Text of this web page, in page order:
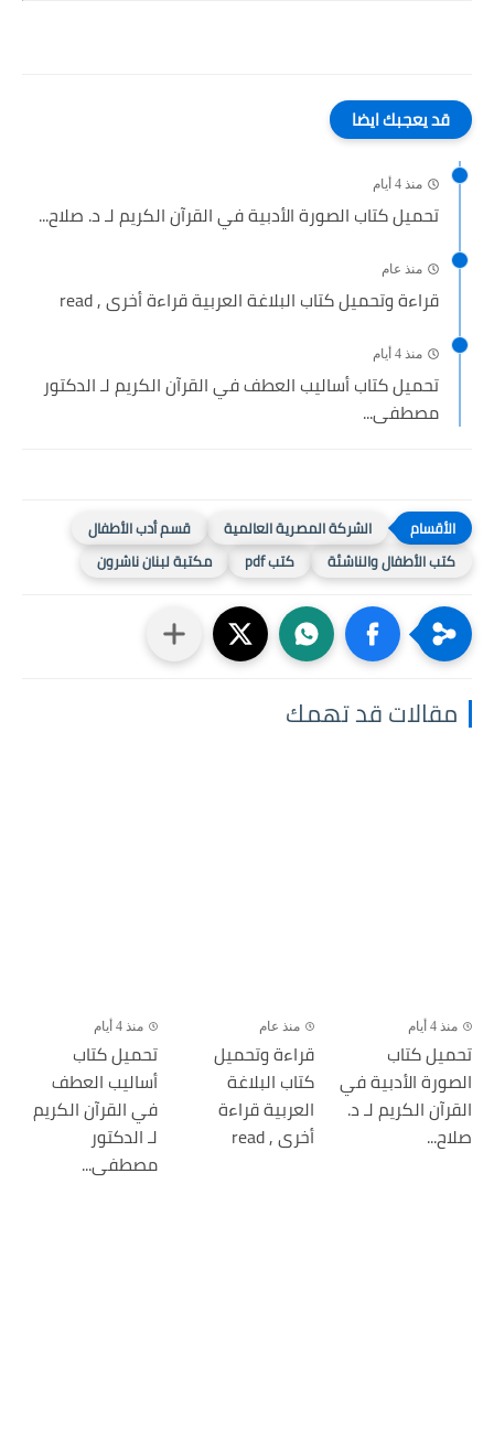
قد يعجبك ايضا
منذ 4 أيام
تحميل كتاب الصورة الأدبية في القرآن الكريم لـ د. صلاح...
منذ عام
قراءة وتحميل كتاب البلاغة العربية قراءة أخرى , read
منذ 4 أيام
تحميل كتاب أساليب العطف في القرآن الكريم لـ الدكتور
مصطفى...
الشركة المصرية العالمية
قسم أدب الأطفال
كتب الأطفال والناشئة
كتب pdf مكتبة لبنان ناشرون
مقالات قد تهمك
منذ 4 أيام
تحميل كتاب
الصورة الأدبية في
القرآن الكريم لـ د.
صلاح...
منذ عام
قراءة وتحميل
كتاب البلاغة
العربية قراءة
أخرى , read
منذ 4 أيام
تحميل كتاب
أساليب العطف
في القرآن الكريم
لـ الدكتور
مصطفى...